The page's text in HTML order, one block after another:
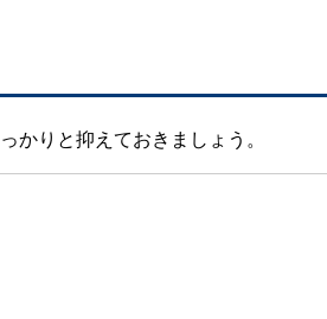
かりと抑えておきましょう。